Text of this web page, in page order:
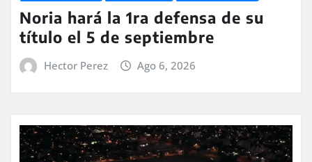
Noria hará la 1ra defensa de su
título el 5 de septiembre
Hector Perez Ago 6, 2026